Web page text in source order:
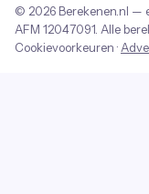
© 2026 Berekenen.nl —
AFM 12047091 . Alle
Cookievoorkeuren ·